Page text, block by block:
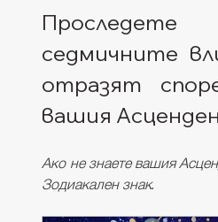
седмичните
отразят
вашия
Ако не знаете вашия
Зодиакален знак.